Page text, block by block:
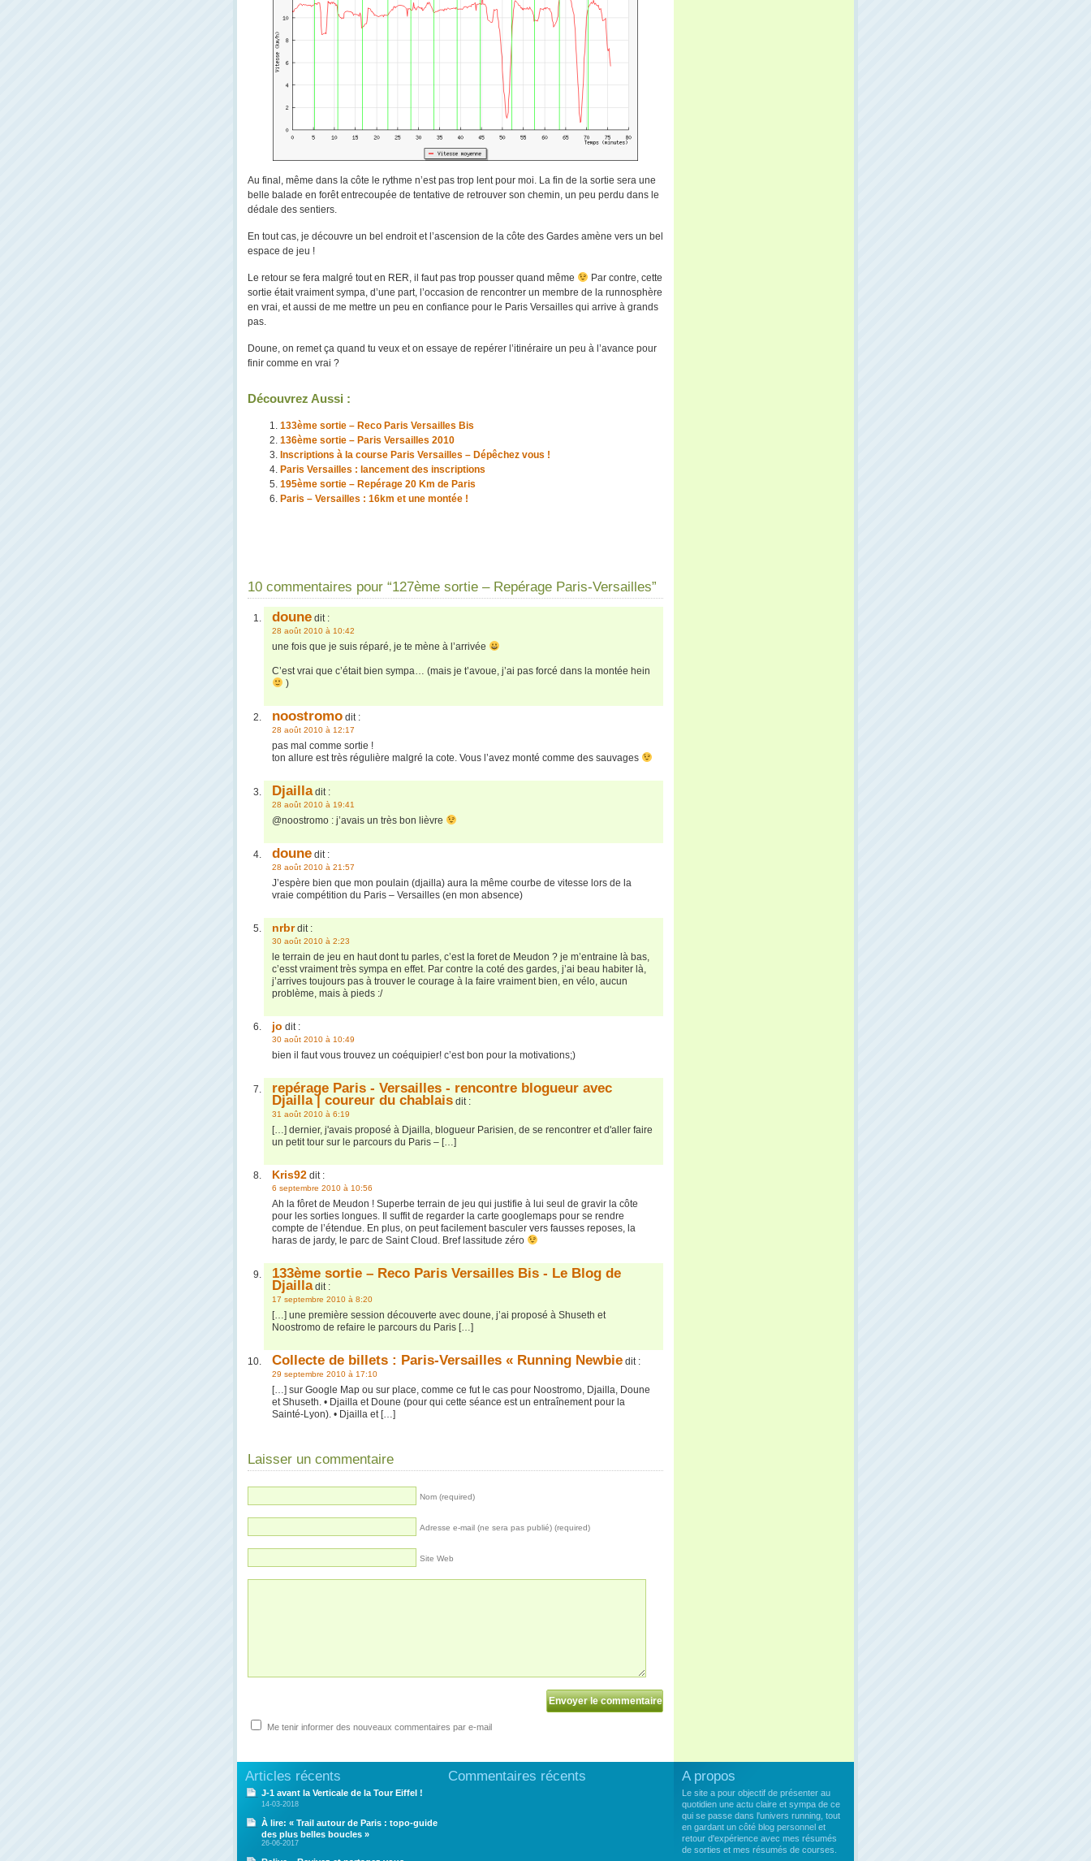
Au final, même dans la côte le rythme n’est pas trop lent pour moi. La fin de la sortie sera une
belle balade en forêt entrecoupée de tentative de retrouver son chemin, un peu perdu dans le
dédale des sentiers.
En tout cas, je découvre un bel endroit et l’ascension de la côte des Gardes amène vers un bel
espace de jeu !
Le retour se fera malgré tout en RER, il faut pas trop pousser quand même
Par contre, cette
sortie était vraiment sympa, d’une part, l’occasion de rencontrer un membre de la runnosphère
en vrai, et aussi de me mettre un peu en confiance pour le Paris Versailles qui arrive à grands
pas.
Doune, on remet ça quand tu veux et on essaye de repérer l’itinéraire un peu à l’avance pour
finir comme en vrai ?
Découvrez Aussi :
133ème sortie – Reco Paris Versailles Bis
136ème sortie – Paris Versailles 2010
Inscriptions à la course Paris Versailles – Dépêchez vous !
Paris Versailles : lancement des inscriptions
195ème sortie – Repérage 20 Km de Paris
Paris – Versailles : 16km et une montée !
10 commentaires pour “127ème sortie – Repérage Paris-Versailles”
doune dit :
28 août 2010 à 10:42
une fois que je suis réparé, je te mène à l’arrivée
C’est vrai que c’était bien sympa… (mais je t’avoue, j’ai pas forcé dans la montée hein
)
noostromo dit :
28 août 2010 à 12:17
pas mal comme sortie !
ton allure est très régulière malgré la cote. Vous l’avez monté comme des sauvages
Djailladit :
28 août 2010 à 19:41
@noostromo : j’avais un très bon lièvre
doune dit :
28 août 2010 à 21:57
J’espère bien que mon poulain (djailla) aura la même courbe de vitesse lors de la
vraie compétition du Paris – Versailles (en mon absence)
nrbrdit :
30 août 2010 à 2:23
le terrain de jeu en haut dont tu parles, c’est la foret de Meudon ? je m’entraine là bas,
c’esst vraiment très sympa en effet. Par contre la coté des gardes, j’ai beau habiter là,
j’arrives toujours pas à trouver le courage à la faire vraiment bien, en vélo, aucun
problème, mais à pieds :/
jo dit :
30 août 2010 à 10:49
bien il faut vous trouvez un coéquipier! c’est bon pour la motivations;)
repérage Paris - Versailles - rencontre blogueur avec
Djailla | coureur du chablais dit :
31 août 2010 à 6:19
[…] dernier, j'avais proposé à Djailla, blogueur Parisien, de se rencontrer et d'aller faire
un petit tour sur le parcours du Paris – […]
Kris92 dit :
6 septembre 2010 à 10:56
Ah la fôret de Meudon ! Superbe terrain de jeu qui justifie à lui seul de gravir la côte
pour les sorties longues. Il suffit de regarder la carte googlemaps pour se rendre
compte de l’étendue. En plus, on peut facilement basculer vers fausses reposes, la
haras de jardy, le parc de Saint Cloud. Bref lassitude zéro
133ème sortie – Reco Paris Versailles Bis - Le Blog de
Djailladit :
17 septembre 2010 à 8:20
[…] une première session découverte avec doune, j’ai proposé à Shuseth et
Noostromo de refaire le parcours du Paris […]
Collecte de billets : Paris-Versailles « Running Newbie dit :
29 septembre 2010 à 17:10
[…] sur Google Map ou sur place, comme ce fut le cas pour Noostromo, Djailla, Doune
et Shuseth. • Djailla et Doune (pour qui cette séance est un entraînement pour la
Sainté-Lyon). • Djailla et […]
Laisser un commentaire
Nom (required)
Adresse e-mail (ne sera pas publié) (required)
Site Web
Me tenir informer des nouveaux commentaires par e-mail
Articles récents
J-1 avant la Verticale de la Tour Eiffel !
14-03-2018
À lire: « Trail autour de Paris : topo-guide
des plus belles boucles »
26-06-2017
Commentaires récents A propos
Le site a pour objectif de présenter au
quotidien une actu claire et sympa de ce
qui se passe dans l'univers running, tout
en gardant un côté blog personnel et
retour d'expérience avec mes résumés
de sorties et mes résumés de courses.